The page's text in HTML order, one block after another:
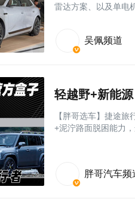
雷达方案、以及单电
吴佩频道
轻越野+新能
【胖哥选车】捷途
+泥泞路面脱困能力
胖哥汽车频